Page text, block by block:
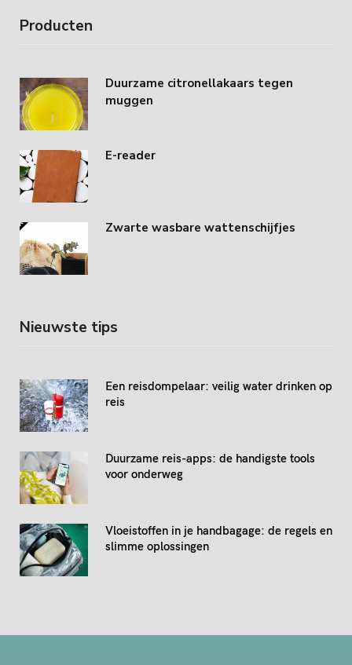
Producten
Duurzame citronellakaars tegen
muggen
E-reader
Zwarte wasbare wattenschijfjes
Nieuwste tips
Een reisdompelaar: veilig water drinken op
reis
Duurzame reis-apps: de handigste tools
voor onderweg
Vloeistoffen in je handbagage: de regels en
slimme oplossingen